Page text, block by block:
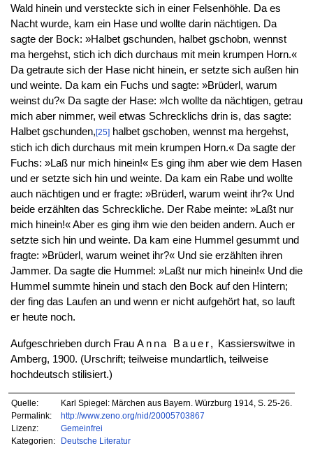
Wald hinein und versteckte sich in einer Felsenhöhle. Da es
Nacht wurde, kam ein Hase und wollte darin nächtigen. Da
sagte der Bock: »Halbet gschunden, halbet gschobn, wennst
ma hergehst, stich ich dich durchaus mit mein krumpen Horn.«
Da getraute sich der Hase nicht hinein, er setzte sich außen hin
und weinte. Da kam ein Fuchs und sagte: »Brüderl, warum
weinst du?« Da sagte der Hase: »Ich wollte da nächtigen, getrau
mich aber nimmer, weil etwas Schrecklichs drin is, das sagte:
Halbet gschunden, [25]halbet gschoben, wennst ma hergehst,
stich ich dich durchaus mit mein krumpen Horn.« Da sagte der
Fuchs: »Laß nur mich hinein!« Es ging ihm aber wie dem Hasen
und er setzte sich hin und weinte. Da kam ein Rabe und wollte
auch nächtigen und er fragte: »Brüderl, warum weint ihr?« Und
beide erzählten das Schreckliche. Der Rabe meinte: »Laßt nur
mich hinein!« Aber es ging ihm wie den beiden andern. Auch er
setzte sich hin und weinte. Da kam eine Hummel gesummt und
fragte: »Brüderl, warum weinet ihr?« Und sie erzählten ihren
Jammer. Da sagte die Hummel: »Laßt nur mich hinein!« Und die
Hummel summte hinein und stach den Bock auf den Hintern;
der fing das Laufen an und wenn er nicht aufgehört hat, so lauft
er heute noch.
Aufgeschrieben durch Frau Anna Bauer,
Kassierswitwe in
Amberg, 1900. (Urschrift; teilweise mundartlich, teilweise
hochdeutsch stilisiert.)
Quelle:
Karl Spiegel: Märchen aus Bayern. Würzburg 1914, S. 25-26.
Permalink:
http://www.zeno.org/nid/20005703867
Lizenz:
Gemeinfrei
Kategorien:
Deutsche Literatur